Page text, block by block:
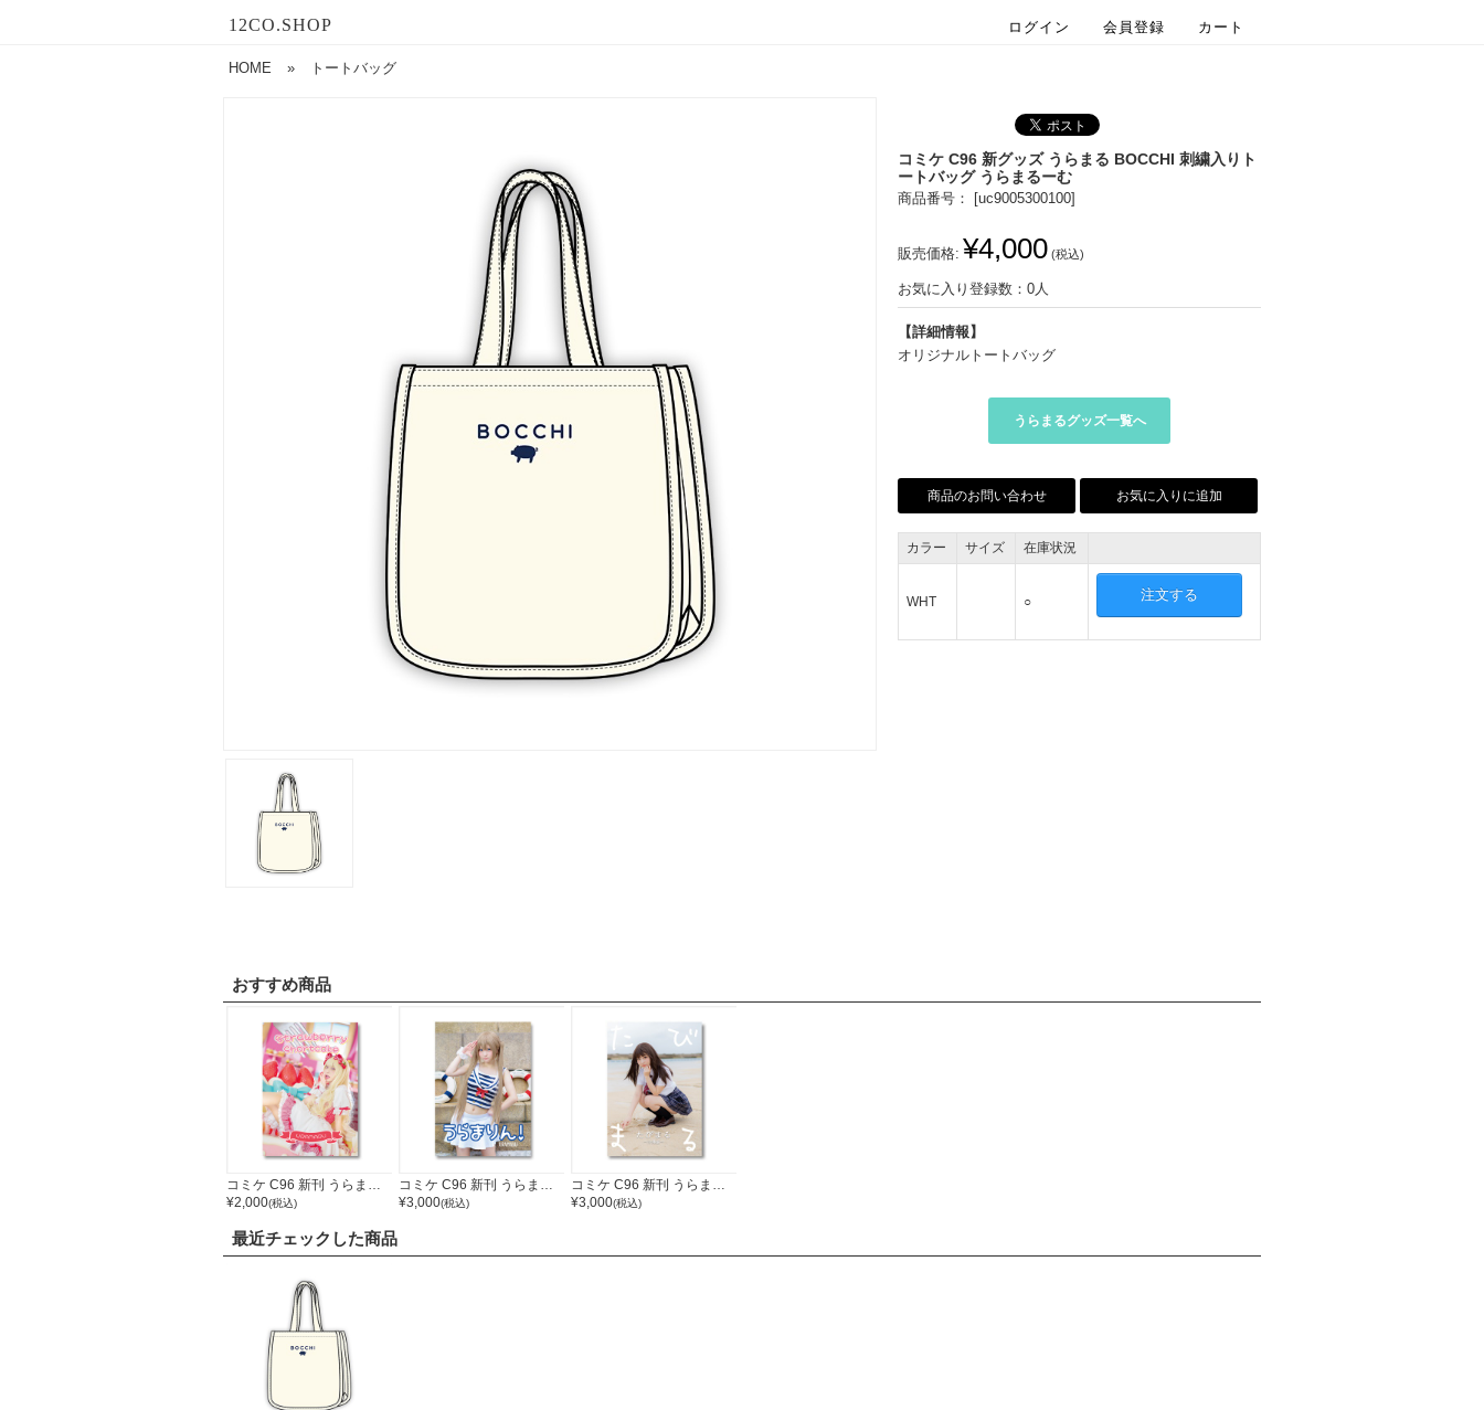
12CO.SHOP ログイン 会員登録 カート
HOME » トートバッグ
コミケ C96 新グッズ うらまる BOCCHI 刺繍入りト
ートバッグ うらまるーむ
商品番号： [uc9005300100]
販売価格: ¥4,000 (税込)
お気に入り登録数：0人
【詳細情報】
オリジナルトートバッグ
うらまるグッズ一覧へ
商品のお問い合わせ お気に入りに追加
カラー サイズ 在庫状況
WHT ○ 注文する
おすすめ商品
¥2,000(税込)
¥3,000(税込)
¥3,000(税込)
最近チェックした商品